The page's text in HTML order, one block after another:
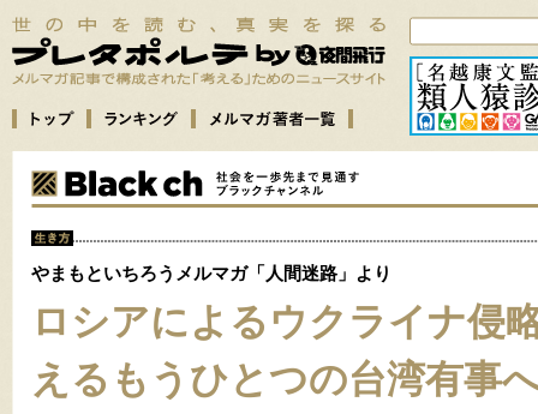
やまもといちろうメルマガ「人間迷路」より
ロシアによるウクライナ侵
えるもうひとつの台湾有事